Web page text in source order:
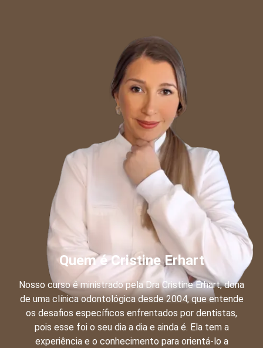
Quem é Cristine Erhart
Nosso curso é ministrado pela Dra Cristine Erhart, dona
de uma clínica odontológica desde 2004, que entende
os desafios específicos enfrentados por dentistas,
pois esse foi o seu dia a dia e ainda é. Ela tem a
experiência e o conhecimento para orientá-lo a